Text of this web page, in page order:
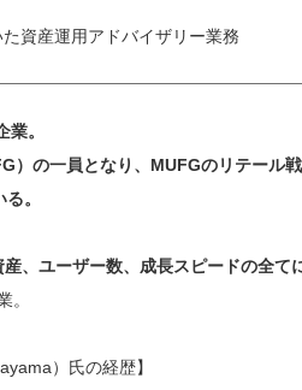
資産運用アドバイザリー業務
。
）の一員となり、MUFGのリテール
。
、ユーザー数、成長スピードの全て
。
）氏の経歴】